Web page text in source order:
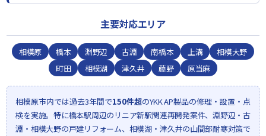
主要対応エリア
相模原 橋本 淵野辺 古淵 南橋本 上溝
相模大野
町田
相模湖 津久井 藤野 原当麻
相模原市内では過去3年間で150件超のYKK AP製品の修理・設置・点
検を実施。特に橋本駅周辺のリニア新駅関連再開発案件、淵野辺・古
淵・相模大野の戸建リフォーム、相模湖・津久井の山間部耐寒対策で